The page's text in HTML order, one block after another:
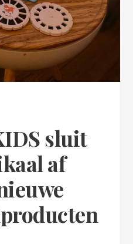
sluit
af